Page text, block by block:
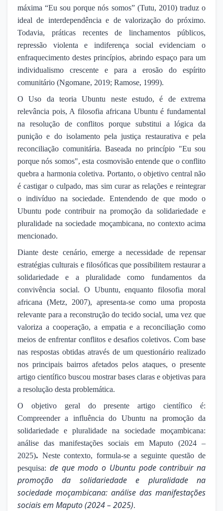
máxima “Eu sou porque nós somos” (Tutu, 2010) traduz o
ideal de interdependência e de valorização do próximo.
Todavia, práticas recentes de linchamentos públicos,
repressão violenta e indiferença social evidenciam o
enfraquecimento destes princípios, abrindo espaço para um
individualismo crescente e para a erosão do espírito
comunitário (Ngomane, 2019; Ramose, 1999).
O Uso da teoria Ubuntu neste estudo, é de extrema
relevância pois, A filosofia africana Ubuntu é fundamental
na resolução de conflitos porque substitui a lógica da
punição e do isolamento pela justiça restaurativa e pela
reconciliação comunitária. Baseada no princípio "Eu sou
porque nós somos", esta cosmovisão entende que o conflito
quebra a harmonia coletiva. Portanto, o objetivo central não
é castigar o culpado, mas sim curar as relações e reintegrar
o indivíduo na sociedade. Entendendo de que modo o
Ubuntu pode contribuir na promoção da solidariedade e
pluralidade na sociedade moçambicana, no contexto acima
mencionado.
Diante deste cenário, emerge a necessidade de repensar
estratégias culturais e filosóficas que possibilitem restaurar a
solidariedade e a pluralidade como fundamentos da
convivência social. O Ubuntu, enquanto filosofia moral
africana (Metz, 2007), apresenta-se como uma proposta
relevante para a reconstrução do tecido social, uma vez que
valoriza a cooperação, a empatia e a reconciliação como
meios de enfrentar conflitos e desafios coletivos. Com base
nas respostas obtidas através de um questionário realizado
nos principais bairros afetados pelos ataques, o presente
artigo científico buscou mostrar bases claras e objetivas para
a resolução desta problemática.
O objetivo geral do presente artigo científico é:
Compreender a influência do Ubuntu na promoção da
solidariedade e pluralidade na sociedade moçambicana:
análise das manifestações sociais em Maputo (2024 –
2025). Neste contexto, formula-se a seguinte questão de
pesquisa: de que modo o Ubuntu pode contribuir na
promoção da solidariedade e pluralidade na
sociedade moçambicana: análise das manifestações
sociais em Maputo (2024 – 2025).